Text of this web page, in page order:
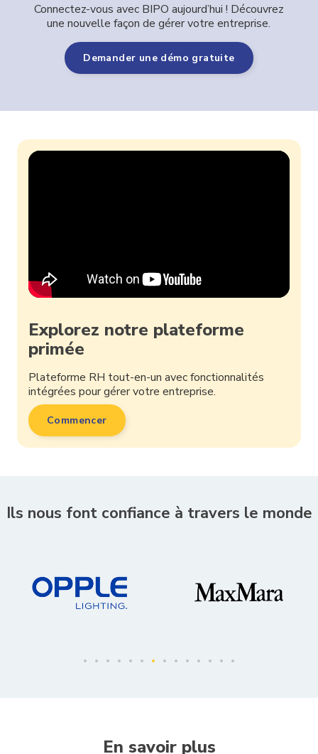
Connectez-vous avec BIPO aujourd’hui ! Découvrez
une nouvelle façon de gérer votre entreprise.
Demander une démo gratuite
Explorez notre plateforme
primée
Plateforme RH tout-en-un avec fonctionnalités
intégrées pour gérer votre entreprise.
Commencer
Ils nous font confiance à travers le monde
En savoir plus